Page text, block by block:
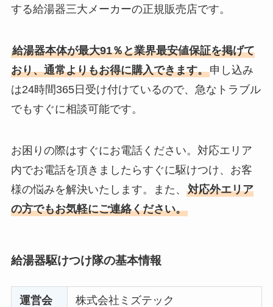
する給湯器三大メーカーの正規販売店です。
給湯器本体が最大91％と業界最安値保証を掲げて
おり、通常よりもお得に購入できます。申し込み
は24時間365日受け付けているので、急なトラブル
でもすぐに相談可能です。
お困りの際はすぐにお電話ください。対応エリア
内でお電話を頂きましたらすぐに駆けつけ、お客
様の悩みを解決いたします。また、 対応外エリア
の方でもお気軽にご連絡ください。
給湯器駆けつけ隊の基本情報
運営会
株式会社ミズテック